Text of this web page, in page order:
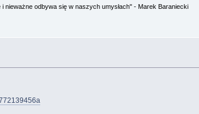
odbywa się w naszych umysłach" - Marek Baraniecki